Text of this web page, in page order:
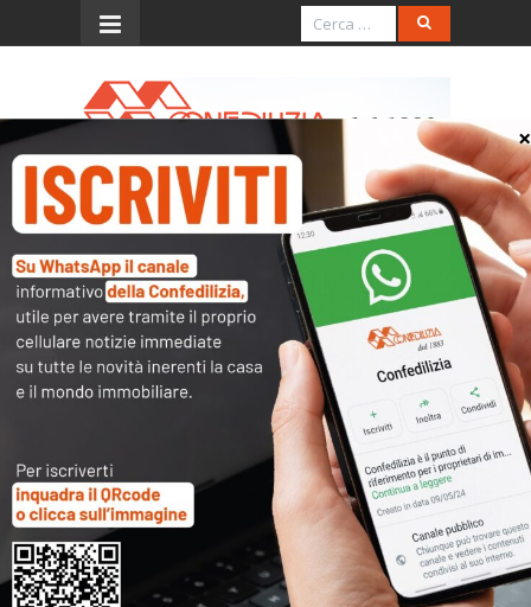
Menu
Scadenzario Tributario
Agosto 2025